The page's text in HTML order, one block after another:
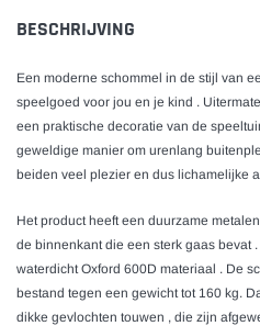
BESCHRIJVING
Een moderne schommel in de stijl van
speelgoed voor jou en je kind .
een praktische decoratie van de
geweldige manier om urenlang
beiden veel plezier en dus lichamelijke
Het product heeft een duurzame
de binnenkant die een sterk gaas bevat
waterdicht Oxford 600D materiaal . De
bestand tegen een gewicht tot 160 kg.
dikke gevlochten touwen , die zijn